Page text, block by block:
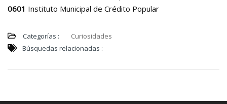
0601 Instituto Municipal de Crédito Popular
Categorías :
Curiosidades
Búsquedas relacionadas :